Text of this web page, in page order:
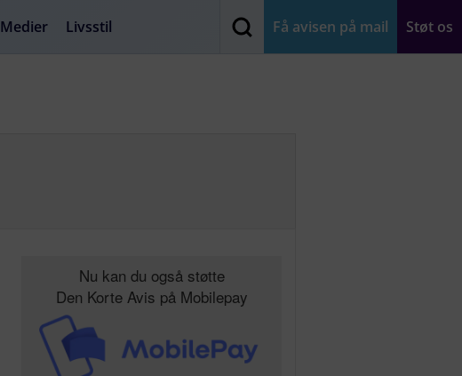
Få avisen på mail Støt os
Medier Livsstil
Nu kan du også støtte
Den Korte Avis på Mobilepay